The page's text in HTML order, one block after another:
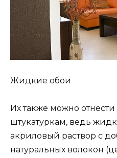
Жидкие обои
Их также можно
штукатуркам, ведь
акриловый раствор с
натуральных волокон